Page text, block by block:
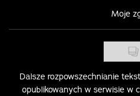
Moje
Dalsze rozpowszechnianie
opublikowanych w serwisie w